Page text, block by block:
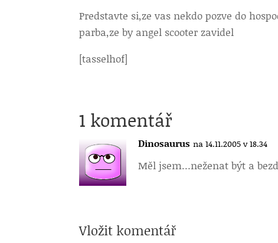
Predstavte si,ze vas nekdo pozve do
parba,ze by angel scooter zavidel
[tasselhof]
1 komentář
Dinosaurus na 14.11.2005 v 18.34
Měl jsem…neženat být a
Vložit komentář